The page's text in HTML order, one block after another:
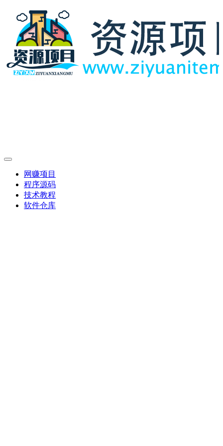
网赚项目
程序源码
技术教程
软件仓库